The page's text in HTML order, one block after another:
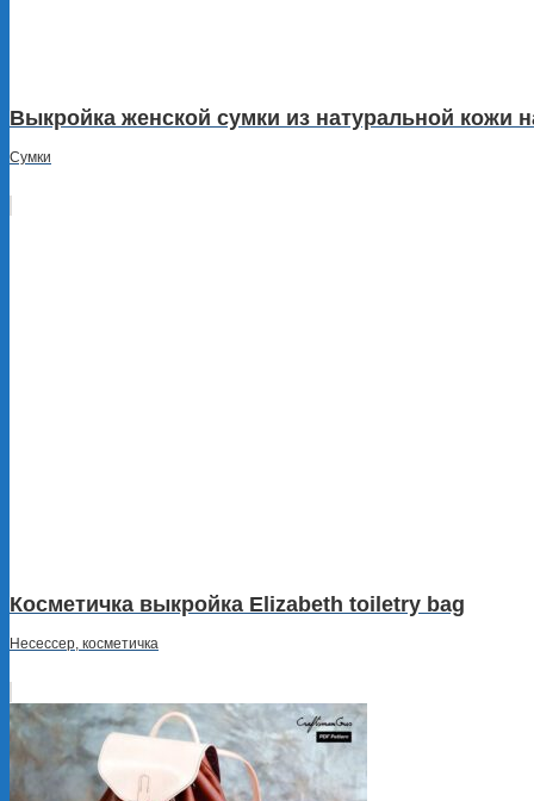
Выкройка женской сумки из натуральной кожи
Сумки
Косметичка выкройка Elizabeth toiletry bag
Несессер, косметичка